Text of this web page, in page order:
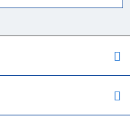
流 清水 健二 様